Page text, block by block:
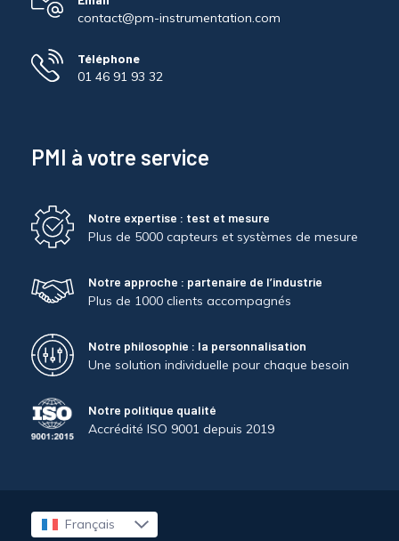
contact@pm-instrumentation.com
Téléphone
01 46 91 93 32
PMI à votre service
Notre expertise : test et mesure
Plus de 5000 capteurs et systèmes de mesure
Notre approche : partenaire de l’industrie
Plus de 1000 clients accompagnés
Notre philosophie : la personnalisation
Une solution individuelle pour chaque besoin
Notre politique qualité
Accrédité ISO 9001 depuis 2019
Français
English